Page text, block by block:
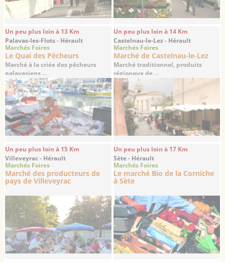
Un peu plus loin à 13 Km
Palavas-les-Flots - Hérault
Marchés Foires
Le Quai des Pêcheurs
Marché à la criée des pêcheurs
palavasiens ...
Un peu plus loin à 14 Km
Castelnau-le-Lez - Hérault
Marchés Foires
Marché de Castelnau-le-Lez
Marché traditionnel, produits
régionaux de ...
Un peu plus loin à 15 Km
Villeveyrac - Hérault
Marchés Foires
Marché des producteurs de
pays de Villeveyrac
Un peu plus loin à 17 Km
Sète - Hérault
Marchés Foires
Le marché Bio de la Corniche
à Sète